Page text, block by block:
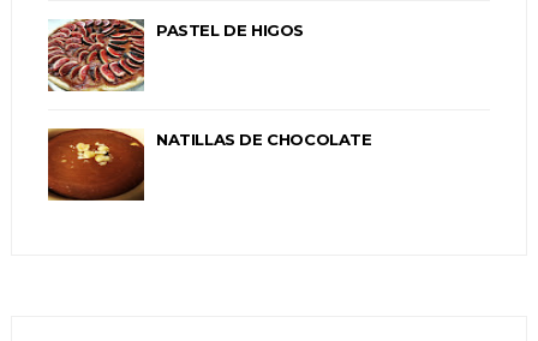
PASTEL DE HIGOS
NATILLAS DE CHOCOLATE